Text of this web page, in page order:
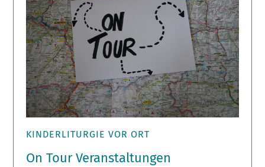
KINDERLITURGIE VOR ORT
On Tour Veranstaltungen